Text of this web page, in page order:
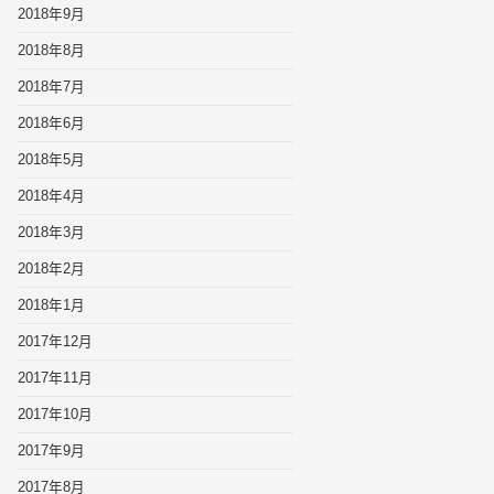
2018年9月
2018年8月
2018年7月
2018年6月
2018年5月
2018年4月
2018年3月
2018年2月
2018年1月
2017年12月
2017年11月
2017年10月
2017年9月
2017年8月